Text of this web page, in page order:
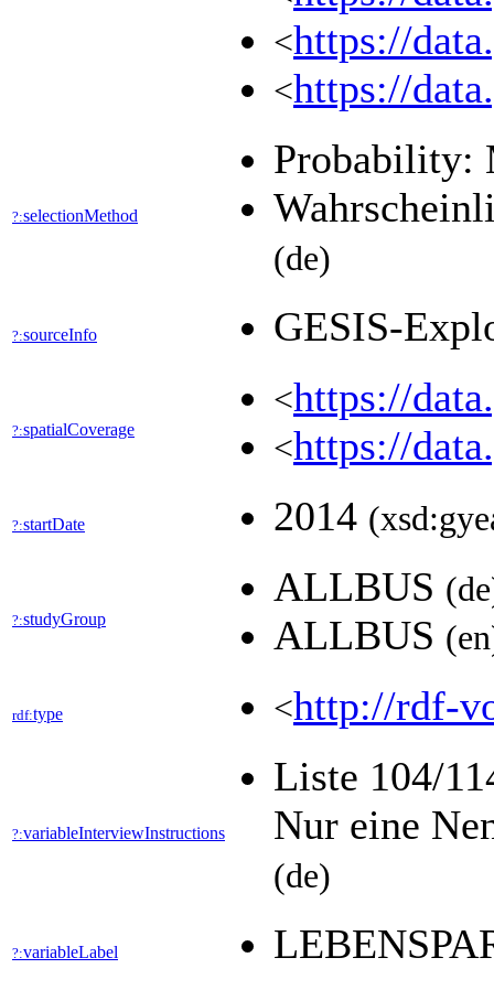
<https://
<https://
?:selectionMethod
Probability:
(de)
?:sourceInfo GESIS-
?:spatialCoverage
<https://
<https://
?:startDate 2014
?:studyGroup
ALLBUS
ALLBUS
rdf:type <http://rdf-
?:variableInterviewInstructions
Liste 104/
Nur eine
(de)
?:variableLabel